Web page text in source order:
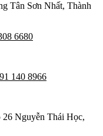
Tân Sơn Nhất, Thành
6680
140 8966
26 Nguyễn Thái Học,